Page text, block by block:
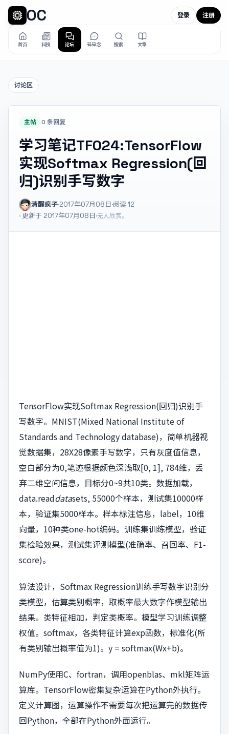
OC
首页 科技 论坛 碎碎念 搜索 文章
登录 注册
讨论区
主帖 0 条回复
学习笔记TF024:TensorFlow
实现Softmax Regression(回
归)识别手写数字
清醒疯子·2017年07月08日·阅读 12
· 更新于 2017年07月08日·无人欣赏。
TensorFlow实现Softmax Regression(回归)识别手
写数字。MNIST(Mixed National Institute of
Standards and Technology database)，简单机器视
觉数据集，28X28像素手写数字，只有灰度值信息，
空白部分为0,笔迹根据颜色深浅取[0, 1], 784维，丢
弃二维空间信息，目标分0~9共10类。数据加载，
data.readdatasets, 55000个样本，测试集10000样
本，验证集5000样本。样本标注信息，label，10维
向量，10种类one-hot编码。训练集训练模型，验证
集检验效果，测试集评测模型(准确率、召回率、F1-
score)。
算法设计，Softmax Regression训练手写数字识别分
类模型，估算类别概率，取概率最大数字作模型输出
结果。类特征相加，判定类概率。模型学习训练调整
权值。softmax，各类特征计算exp函数，标准化(所
有类别输出概率值为1)。y = softmax(Wx+b)。
NumPy使用C、fortran，调用openblas、mkl矩阵运
算库。TensorFlow密集复杂运算在Python外执行。
定义计算图，运算操作不需要每次把运算完的数据传
回Python，全部在Python外面运行。